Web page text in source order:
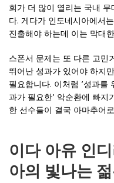
회가 더 많이 열리는 국내 무
다. 게다가 인도네시아에서
진출해야 하는데 이는 막대
스폰서 문제는 또 다른 고민
뛰어난 성과가 있어야 하지
필요합니다. 이처럼 ‘성과를
과가 필요한’ 악순환에 빠지
한 선수들이 결국 아마추어
이다 아유 인
아의 빛나는